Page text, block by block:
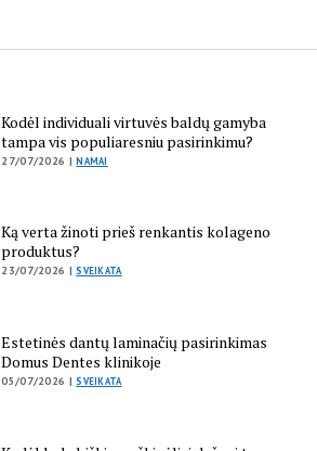
Kodėl individuali virtuvės baldų gamyba
tampa vis populiaresniu pasirinkimu?
27/07/2026 |NAMAI
Ką verta žinoti prieš renkantis kolageno
produktus?
23/07/2026 |SVEIKATA
Estetinės dantų laminačių pasirinkimas
Domus Dentes klinikoje
05/07/2026 |SVEIKATA